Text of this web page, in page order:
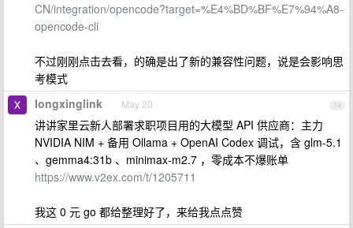
CN/integration/opencode?target=%E4%BD%BF%E7%94%A8-
opencode-cli
不过刚刚点击去看，的确是出了新的兼容性问题，说是会影响思
考模式
14
longxinglink May 20
讲讲家里云新人部署求职项目用的大模型 API 供应商：主力
NVIDIA NIM + 备用 Ollama + OpenAI Codex 调试，含 glm-5.1
、gemma4:31b 、minimax-m2.7 ，零成本不爆账单
https://www.v2ex.com/t/1205711
我这 0 元 go 都给整理好了，来给我点点赞